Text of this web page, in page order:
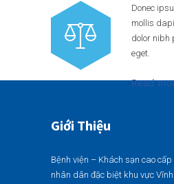
Donec
mollis
dolor nibh
eget.
Read
Giới Thiệu
Bệnh viện – Khách sạn cao
nhân dân đặc biệt khu vực